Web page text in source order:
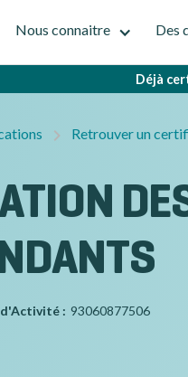
Nous connaitre Des
Déjà
Retrouver un
: 93060877506